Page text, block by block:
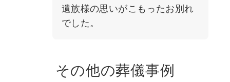
遺族様の思いがこもったお別れ
でした。
その他の葬儀事例